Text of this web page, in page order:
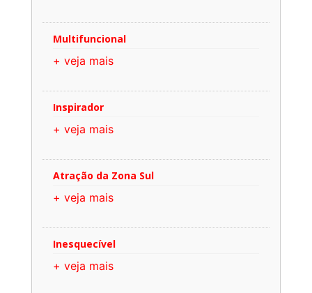
Multifuncional
+ veja mais
Inspirador
+ veja mais
Atração da Zona Sul
+ veja mais
Inesquecível
+ veja mais